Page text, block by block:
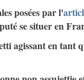
posées par l'
se situer en
agissant en tant